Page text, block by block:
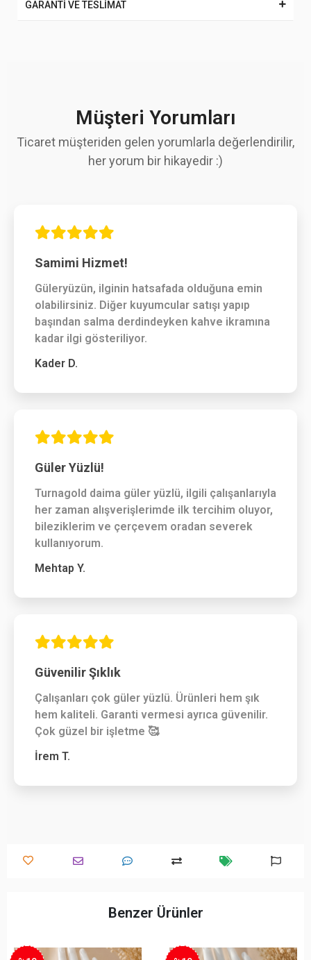
GARANTİ VE TESLİMAT
Müşteri Yorumları
Ticaret müşteriden gelen yorumlarla değerlendirilir,
her yorum bir hikayedir :)
Samimi Hizmet!
Güleryüzün, ilginin hatsafada olduğuna emin
olabilirsiniz. Diğer kuyumcular satışı yapıp
başından salma derdindeyken kahve ikramına
kadar ilgi gösteriliyor.
Kader D.
Güler Yüzlü!
Turnagold daima güler yüzlü, ilgili çalışanlarıyla
her zaman alışverişlerimde ilk tercihim oluyor,
bileziklerim ve çerçevem oradan severek
kullanıyorum.
Mehtap Y.
Güvenilir Şıklık
Çalışanları çok güler yüzlü. Ürünleri hem şık
hem kaliteli. Garanti vermesi ayrıca güvenilir.
Çok güzel bir işletme 🥰
İrem T.
Benzer Ürünler